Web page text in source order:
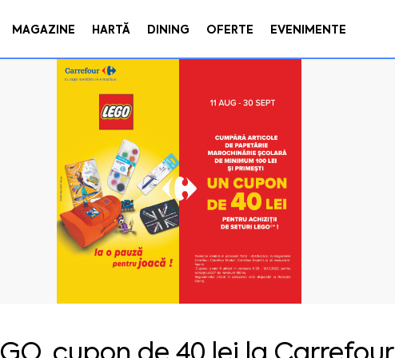
MAGAZINE HARTĂ DINING OFERTE EVENIMENTE